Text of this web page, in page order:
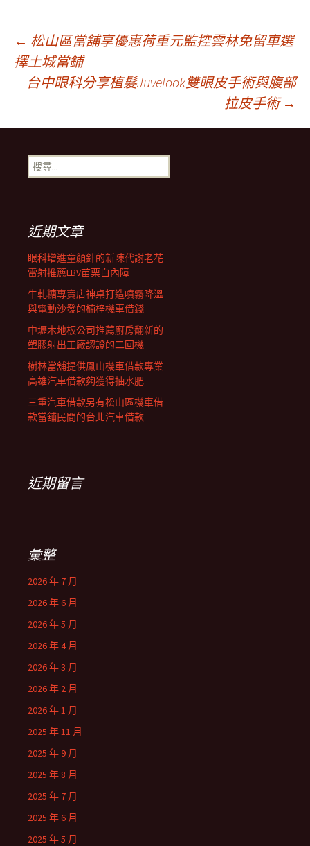
文
章
導
航
列
← 松山區當舖享優惠荷重元監控雲林免留車選
擇土城當鋪
台中眼科分享植髮Juvelook雙眼皮手術與腹部
拉皮手術 →
搜
尋
近期文章
眼科增進童顏針的新陳代謝老花
雷射推薦LBV苗栗白內障
牛軋糖專賣店神桌打造噴霧降溫
與電動沙發的楠梓機車借錢
中壢木地板公司推薦廚房翻新的
塑膠射出工廠認證的二回機
樹林當舖提供鳳山機車借款專業
高雄汽車借款夠獲得抽水肥
三重汽車借款另有松山區機車借
款當舖民間的台北汽車借款
近期留言
彙整
2026 年 7 月
2026 年 6 月
2026 年 5 月
2026 年 4 月
2026 年 3 月
2026 年 2 月
2026 年 1 月
2025 年 11 月
2025 年 9 月
2025 年 8 月
2025 年 7 月
2025 年 6 月
2025 年 5 月